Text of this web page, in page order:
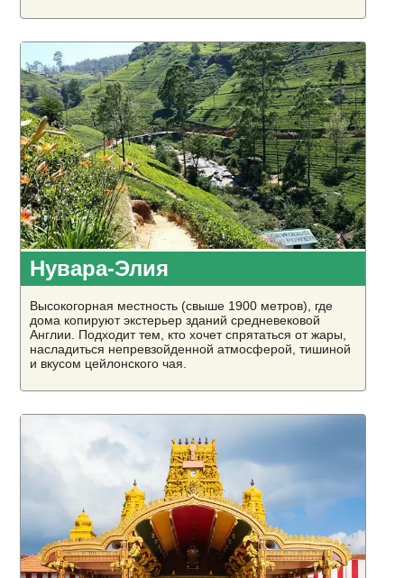
Нувара-Элия
Высокогорная местность (свыше 1900 метров), где
дома копируют экстерьер зданий средневековой
Англии. Подходит тем, кто хочет спрятаться от жары,
насладиться непревзойденной атмосферой, тишиной
и вкусом цейлонского чая.